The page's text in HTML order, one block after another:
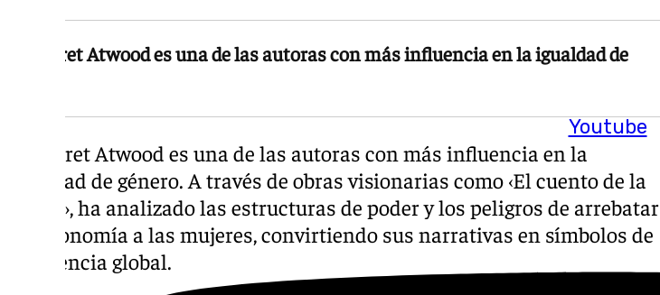
Youtube
Margaret Atwood es una de las autoras con más influencia en la igualdad de
Margaret Atwood es una de las autoras con más influencia en la
igualdad de género. A través de obras visionarias como ‹El cuento de la
criada›, ha analizado las estructuras de poder y los peligros de arrebatar
la autonomía a las mujeres, convirtiendo sus narrativas en símbolos de
resistencia global.